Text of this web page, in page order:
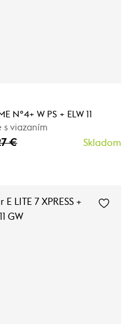
N°4+ W PS + ELW 11
s viazaním
€ Skladom